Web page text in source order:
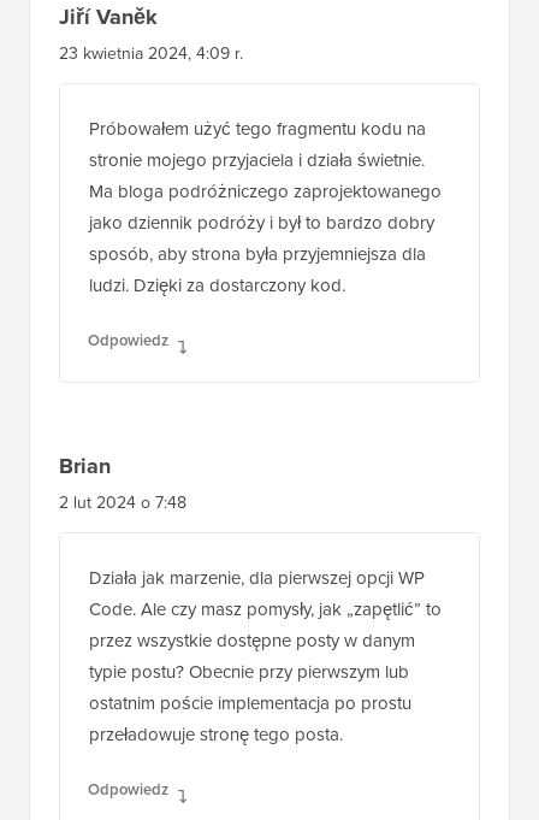
Jiří Vaněk
23 kwietnia 2024, 4:09 r.
Próbowałem użyć tego fragmentu kodu na
stronie mojego przyjaciela i działa świetnie.
Ma bloga podróżniczego zaprojektowanego
jako dziennik podróży i był to bardzo dobry
sposób, aby strona była przyjemniejsza dla
ludzi. Dzięki za dostarczony kod.
Odpowiedz
Brian
2 lut 2024 o 7:48
Działa jak marzenie, dla pierwszej opcji WP
Code. Ale czy masz pomysły, jak „zapętlić” to
przez wszystkie dostępne posty w danym
typie postu? Obecnie przy pierwszym lub
ostatnim poście implementacja po prostu
przeładowuje stronę tego posta.
Odpowiedz